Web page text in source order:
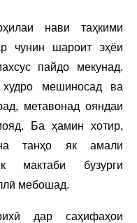
нави таҳкими
чунин шароит эҳёи
пайдо мекунад.
мешиносад ва
метавонад ояндаи
Ба ҳамин хотир,
танҳо як амали
мактаби бузурги
мебошад.
дар саҳифаҳои